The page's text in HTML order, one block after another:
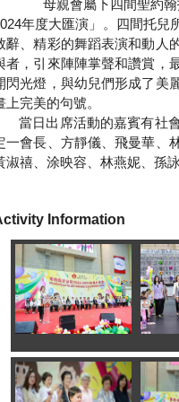
母親會屬下四間聖約
年度大匯演」。四間托兒
辭、精彩的舞蹈表演和動人
者，引來陣陣掌聲和讚賞，
閃光燈，與幼兒們形成了美
上完美的句號。
當日出席活動的嘉賓有社
一會長、方靜儀、飛曼華、
淑禧、涂映容、林燕妮、孫
Information